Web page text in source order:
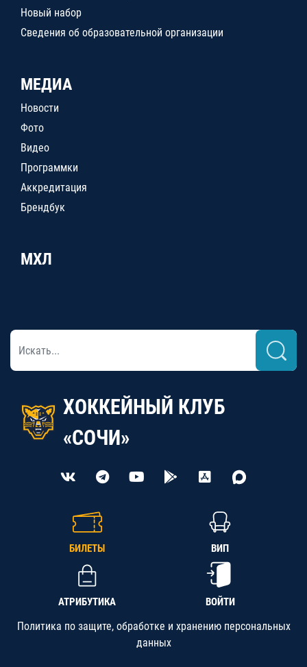
Новый набор
Сведения об образовательной организации
МЕДИА
Новости
Фото
Видео
Программки
Аккредитация
Брендбук
МХЛ
ХОККЕЙНЫЙ КЛУБ
«СОЧИ»
БИЛЕТЫ ВИП
АТРИБУТИКА ВОЙТИ
Политика по защите, обработке и хранению персональных
данных